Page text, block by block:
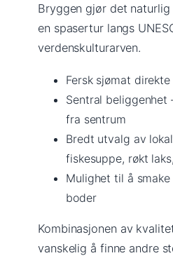
Bryggen gjør det
en spasertur langs
verdenskulturarven.
Fersk sjømat
Sentral
fra sentrum
Bredt utvalg av
fiskesuppe, røkt
Mulighet til å
boder
Kombinasjonen av
vanskelig å finne andre